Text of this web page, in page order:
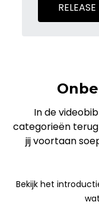
In de
categorieën
jij voortaan
Bekijk het